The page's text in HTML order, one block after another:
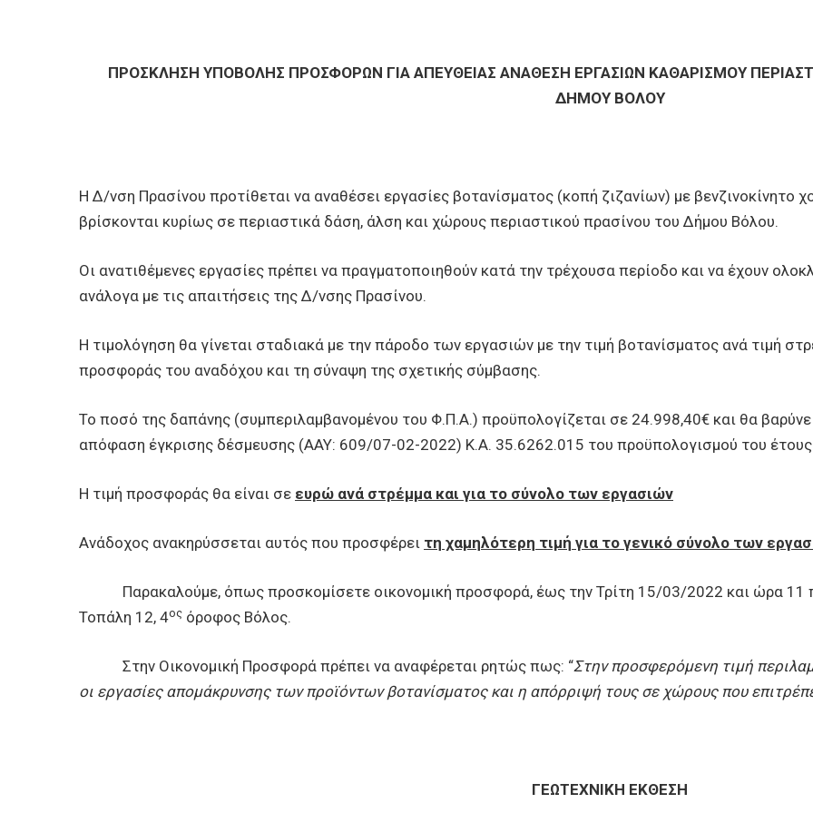
ΠΡΟΣΚΛΗΣΗ ΥΠΟΒΟΛΗΣ ΠΡΟΣΦΟΡΩΝ ΓΙΑ ΑΠΕΥΘΕΙΑΣ ΑΝΑΘΕΣΗ ΕΡΓΑΣΙΩΝ ΚΑΘΑΡΙΣΜΟΥ
ΔΗΜΟΥ ΒΟΛΟΥ
Η Δ/νση Πρασίνου προτίθεται να αναθέσει εργασίες βοτανίσματος (κοπή ζιζανίων) με βενζινοκίνητο
βρίσκονται κυρίως σε περιαστικά δάση, άλση και χώρους περιαστικού πρασίνου του Δήμου Βόλου.
Οι ανατιθέμενες εργασίες πρέπει να πραγματοποιηθούν κατά την τρέχουσα περίοδο και να έχουν
ανάλογα με τις απαιτήσεις της Δ/νσης Πρασίνου.
Η τιμολόγηση θα γίνεται σταδιακά με την πάροδο των εργασιών με την τιμή βοτανίσματος ανά τιμή
προσφοράς του αναδόχου και τη σύναψη της σχετικής σύμβασης.
Το ποσό της δαπάνης (συμπεριλαμβανομένου του Φ.Π.Α.) προϋπολογίζεται σε 24.998,40€ και θα
απόφαση έγκρισης δέσμευσης (ΑΑΥ: 609/07-02-2022) Κ.Α. 35.6262.015 του προϋπολογισμού του
Η τιμή προσφοράς θα είναι σε ευρώ ανά στρέμμα και για το σύνολο των εργασιών
Ανάδοχος ανακηρύσσεται αυτός που προσφέρει τη χαμηλότερη τιμή για το γενικό σύνολο των
Παρακαλούμε, όπως προσκομίσετε οικονομική προσφορά, έως την Τρίτη 15/03/2022 και ώρα 11
Τοπάλη 12, 4ος όροφος Βόλος.
Στην Οικονομική Προσφορά πρέπει να αναφέρεται ρητώς πως: “Στην προσφερόμενη τιμή
οι εργασίες απομάκρυνσης των προϊόντων βοτανίσματος και η απόρριψή τους σε χώρους που
ΓΕΩΤΕΧΝΙΚΗ ΕΚΘΕΣΗ